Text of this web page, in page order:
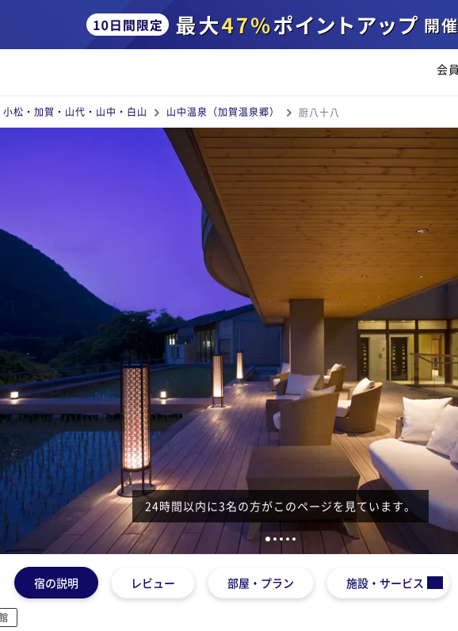
会
小松・加賀・山代・山中・白山 山中温泉（加賀温泉郷） 厨八十八
24時間以内に3名の方がこのページを見ています。
1 2 3 4 5
宿の説明 レビュー 部屋・プラン 施設・サービス